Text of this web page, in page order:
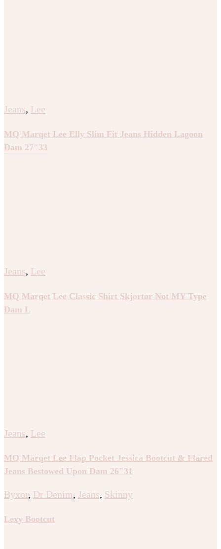
Jeans, Lee
MQ Marqet Lee Elly Slim Fit Jeans Hidden Lagoon
Dam 27″33
Jeans, Lee
MQ Marqet Lee Classic Shirt Skjortor Not MY Type
Dam L
Jeans, Lee
MQ Marqet Lee Flap Pocket Jessica Bootcut & Flared
Jeans Bestowed Upon Dam 26″31
Byxor, Dr Denim, Jeans, Skinny
Lexy Bootcut